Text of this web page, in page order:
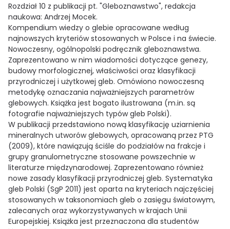
Rozdział 10 z publikacji pt. "Gleboznawstwo", redakcja
naukowa: Andrzej Mocek.
Kompendium wiedzy o glebie opracowane według
najnowszych kryteriów stosowanych w Polsce i na świecie.
Nowoczesny, ogólnopolski podręcznik gleboznawstwa.
Zaprezentowano w nim wiadomości dotyczące genezy,
budowy morfologicznej, właściwości oraz klasyfikacji
przyrodniczej i użytkowej gleb. Omówiono nowoczesną
metodykę oznaczania najważniejszych parametrów
glebowych. Książka jest bogato ilustrowana (m.in. są
fotografie najważniejszych typów gleb Polski).
W publikacji przedstawiono nową klasyfikację uziarnienia
mineralnych utworów glebowych, opracowaną przez PTG
(2009), które nawiązują ściśle do podziałów na frakcje i
grupy granulometryczne stosowane powszechnie w
literaturze międzynarodowej. Zaprezentowano również
nowe zasady klasyfikacji przyrodniczej gleb. Systematyka
gleb Polski (SgP 2011) jest oparta na kryteriach najczęściej
stosowanych w taksonomiach gleb o zasięgu światowym,
zalecanych oraz wykorzystywanych w krajach Unii
Europejskiej. Książka jest przeznaczona dla studentów